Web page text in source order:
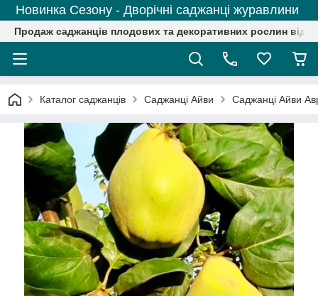
Новинка Сезону - Дворічні саджанці журавлини
Продаж саджанців плодових та декоративних рослин від
Каталог саджанців Саджанці Айви Саджанці Айви